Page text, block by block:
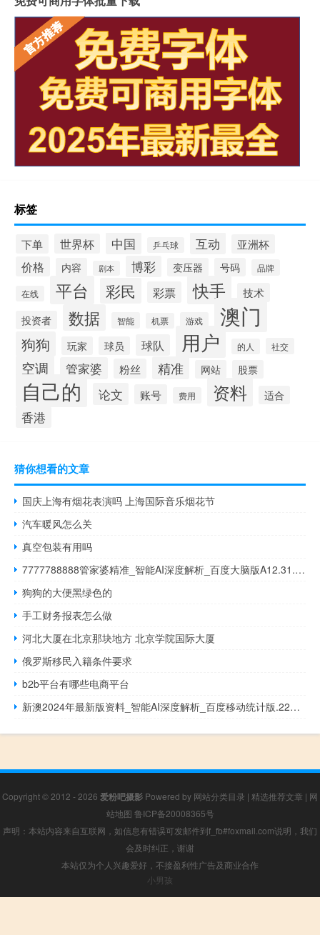
标签
下单 世界杯 中国 乒乓球 互动 亚洲杯
价格 内容 剧本 博彩 变压器 号码 品牌
在线 平台 彩民 彩票 快手 技术
投资者 数据 智能 机票 游戏 澳门
狗狗 玩家 球员 球队 用户 的人 社交
空调 管家婆 粉丝 精准 网站 股票
自己的 论文 账号 费用 资料 适合
香港
猜你想看的文章
国庆上海有烟花表演吗 上海国际音乐烟花节
汽车暖风怎么关
真空包装有用吗
7777788888管家婆精准_智能AI深度解析_百度大脑版A12.31.634
狗狗的大便黑绿色的
手工财务报表怎么做
河北大厦在北京那块地方 北京学院国际大厦
俄罗斯移民入籍条件要求
b2b平台有哪些电商平台
新澳2024年最新版资料_智能AI深度解析_百度移动统计版.223.72
Copyright © 2012 - 2026 爱粉吧摄影 Powered by 网站分类目录 | 精选推荐文章 | 网
站地图 鲁ICP备20008365号
声明：本站内容来自互联网，如信息有错误可发邮件到f_fb#foxmail.com说明，我们
会及时纠正，谢谢
本站仅为个人兴趣爱好，不接盈利性广告及商业合作
小男孩